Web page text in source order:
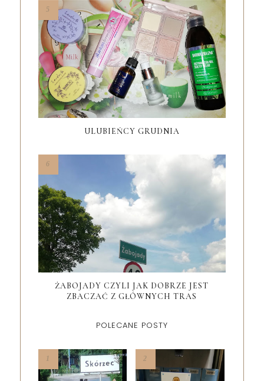
ULUBIEŃCY GRUDNIA
ŻABOJADY CZYLI JAK DOBRZE JEST
ZBACZAĆ Z GŁÓWNYCH TRAS
POLECANE POSTY